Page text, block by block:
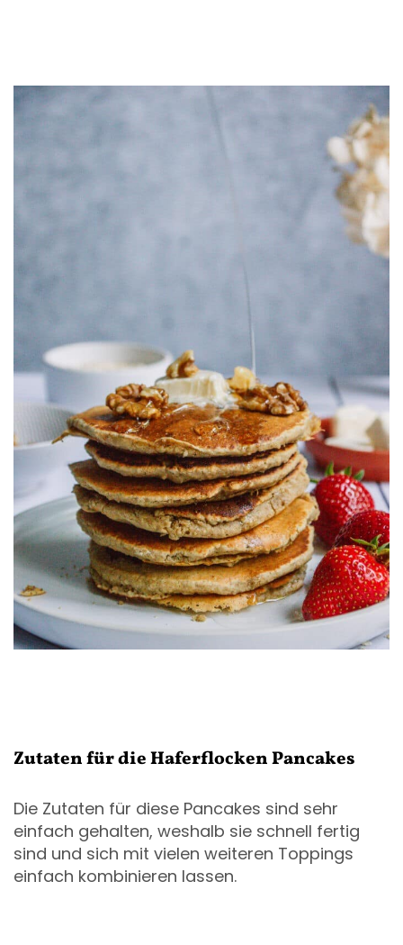
Zutaten für die Haferflocken Pancakes
Die Zutaten für diese Pancakes sind sehr
einfach gehalten, weshalb sie schnell fertig
sind und sich mit vielen weiteren Toppings
einfach kombinieren lassen.